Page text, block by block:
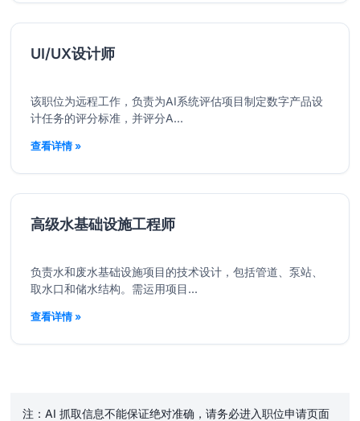
UI/UX设计师
该职位为远程工作，负责为AI系统评估项目制定数字产品设
计任务的评分标准，并评分A...
查看详情 »
高级水基础设施工程师
负责水和废水基础设施项目的技术设计，包括管道、泵站、
取水口和储水结构。需运用项目...
查看详情 »
注：AI 抓取信息不能保证绝对准确，请务必进入职位申请页面